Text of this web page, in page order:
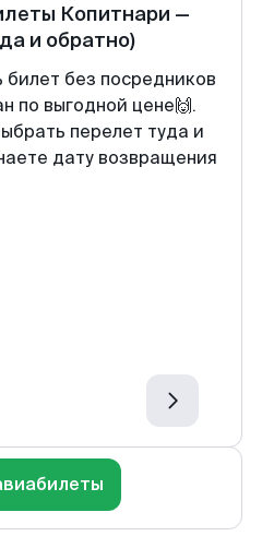
Копитнари —
и обратно)
без посредников
по выгодной цене🙌.
перелет туда и
дату возвращения